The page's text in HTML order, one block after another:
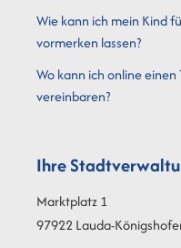
Wie kann ich mein Kind
vormerken lassen?
Wo kann ich online
vereinbaren?
Ihre
Marktplatz 1
97922Lauda-